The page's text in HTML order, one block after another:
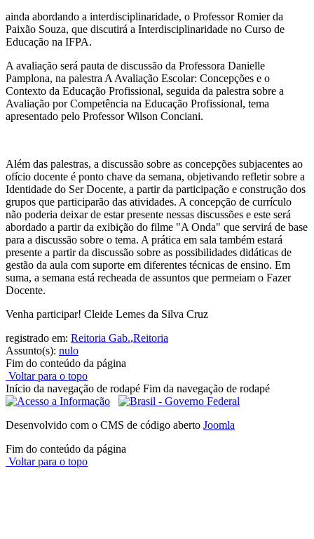
ainda abordando a interdisciplinaridade, o Professor Romier da
Paixão Souza, que discutirá a Interdisciplinaridade no Curso de
Educação na IFPA.
A avaliação será pauta de discussão da Professora Danielle
Pamplona, na palestra A Avaliação Escolar: Concepções e o
Contexto da Educação Profissional, seguida da palestra sobre a
Avaliação por Competência na Educação Profissional, tema
apresentado pelo Professor Wilson Conciani.
Além das palestras, a discussão sobre as concepções subjacentes ao
ofício docente é ponto chave da semana, objetivando refletir sobre a
Identidade do Ser Docente, a partir da participação e construção dos
grupos que participarão das atividades. A concepção de currículo
não poderia deixar de estar presente nessas discussões e este será
abordado a partir da exibição do filme "A Onda" que servirá de base
para a discussão sobre o tema. A prática em sala também estará
presente a partir da discussão sobre as possibilidades didáticas de
gestão da aula com suporte em diferentes técnicas de ensino. Em
suma, a semana está recheada de assuntos que permeiam o Fazer
Docente.
Venha participar! Cleide Lemes da Silva Cruz
registrado em: Reitoria Gab.,Reitoria
Assunto(s): nulo
Fim do conteúdo da página
Voltar para o topo
Início da navegação de rodapé Fim da navegação de rodapé
Desenvolvido com o CMS de código aberto Joomla
Fim do conteúdo da página
Voltar para o topo